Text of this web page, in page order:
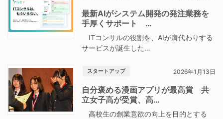
最新AIがシステム開発の発注業務を
手厚くサポート …
ITコンサルの役割を、AIが肩代わりする
サービスが誕生した…
スタートアップ 2026年1月13日
自分褒める漫画アプリが最高賞 共
立女子高が受賞、高…
高校生の創業意欲の向上を目的とする